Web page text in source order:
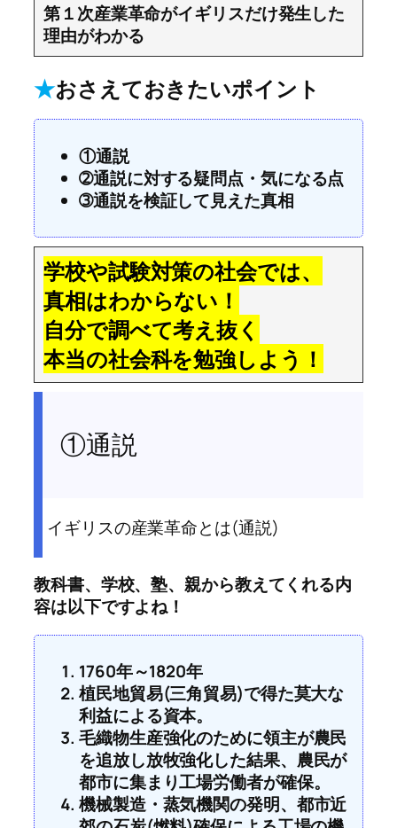
第１次産業革命がイギリスだけ発生した
理由がわかる
★おさえておきたいポイント
①通説
➁通説に対する疑問点・気になる点
➂通説を検証して見えた真相
学校や試験対策の社会では、
真相はわからない！
自分で調べて考え抜く
本当の社会科を勉強しよう！
①通説
イギリスの産業革命とは(通説)
教科書、学校、塾、親から教えてくれる内
容は以下ですよね！
1760年～1820年
植民地貿易(三角貿易)で得た莫大な
利益による資本。
毛織物生産強化のために領主が農民
を追放し放牧強化した結果、農民が
都市に集まり工場労働者が確保。
機械製造・蒸気機関の発明、都市近